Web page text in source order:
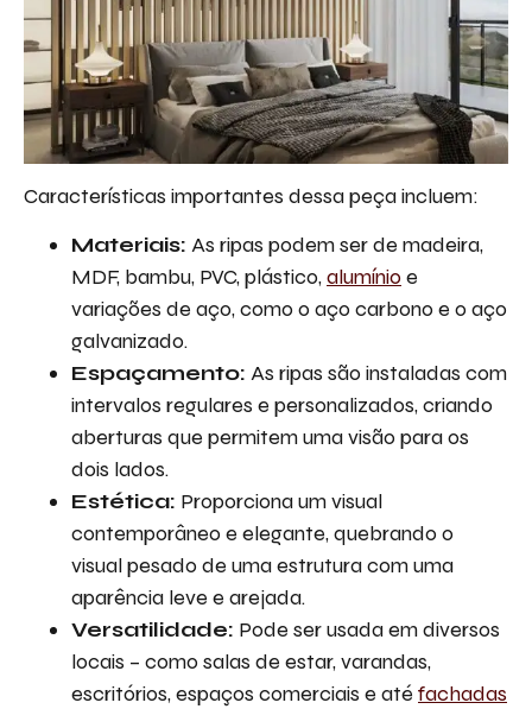
Características importantes dessa peça incluem:
Materiais: As ripas podem ser de madeira,
MDF, bambu, PVC, plástico,alumínioe
variações de aço, como o aço carbono e o aço
galvanizado.
Espaçamento: As ripas são instaladas com
intervalos regulares e personalizados, criando
aberturas que permitem uma visão para os
dois lados.
Estética: Proporciona um visual
contemporâneo e elegante, quebrando o
visual pesado de uma estrutura com uma
aparência leve e arejada.
Versatilidade: Pode ser usada em diversos
locais – como salas de estar, varandas,
escritórios, espaços comerciais e até fachadas